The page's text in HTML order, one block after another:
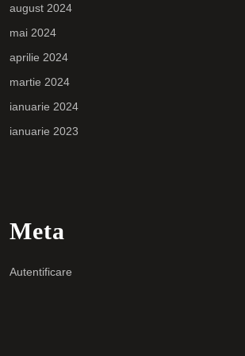
august 2024
mai 2024
aprilie 2024
martie 2024
ianuarie 2024
ianuarie 2023
Meta
Autentificare